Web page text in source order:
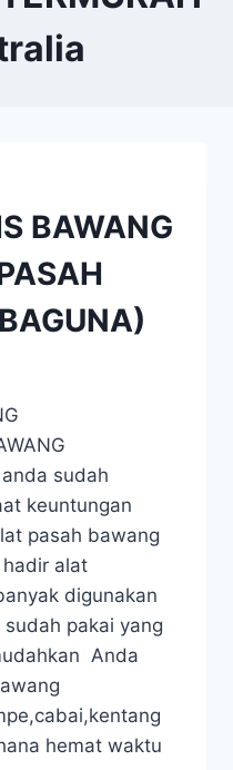
BAWANG
sudah
keuntungan
pasah bawang
alat
digunakan
pakai yang
Anda
hemat waktu